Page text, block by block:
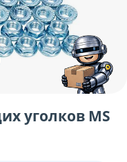
уголков MS